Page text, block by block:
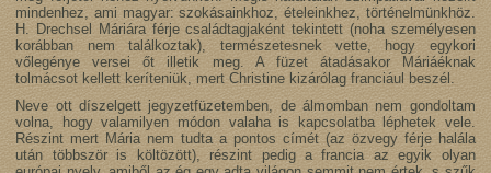
mindenhez, ami magyar: szokásainkhoz, ételeinkhez, történelmünkhöz.
H. Drechsel Máriára férje családtagjaként tekintett (noha személyesen
korábban nem találkoztak), természetesnek vette, hogy egykori
vőlegénye versei őt illetik meg. A füzet átadásakor Máriáéknak
tolmácsot kellett keríteniük, mert Christine kizárólag franciául beszél.
Neve ott díszelgett jegyzetfüzetemben, de álmomban nem gondoltam
volna, hogy valamilyen módon valaha is kapcsolatba léphetek vele.
Részint mert Mária nem tudta a pontos címét (az özvegy férje halála
után többször is költözött), részint pedig a francia az egyik olyan